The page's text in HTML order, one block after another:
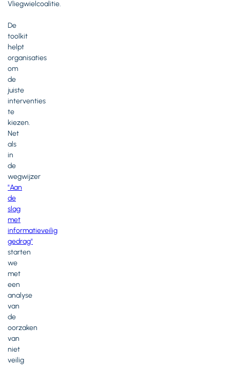
Vliegwielcoalitie.
De
toolkit
helpt
organisaties
om
de
juiste
interventies
te
kiezen.
Net
als
in
de
wegwijzer
"Aan
de
slag
met
informatieveilig
gedrag"
starten
we
met
een
analyse
van
de
oorzaken
van
niet
veilig